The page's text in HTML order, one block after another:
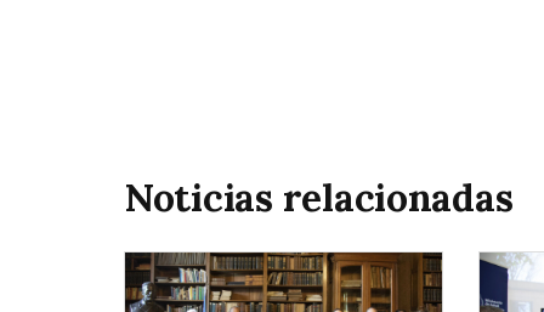
Noticias relacionadas